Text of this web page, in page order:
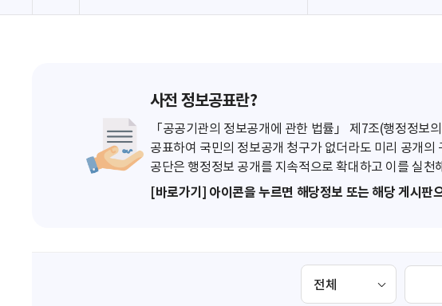
사전 정보공표란?
「공공기관의 정보공개에 관한 법률」 제7조(행정정보
공표하여 국민의 정보공개 청구가 없더라도 미리 공개
공단은 행정정보 공개를 지속적으로 확대하고 이를 실천
[바로가기] 아이콘을 누르면 해당정보 또는 해당 게시판
검